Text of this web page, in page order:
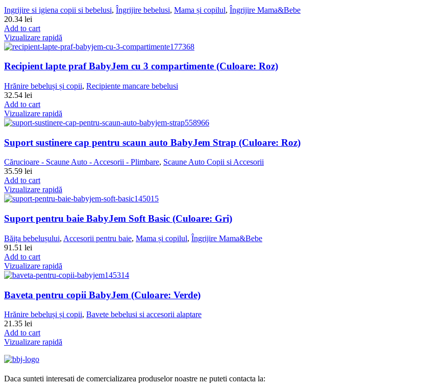
Ingrijire si igiena copii si bebelusi, Îngrijire bebelusi, Mama și copilul, Îngrijire Mama&Bebe
20.34 lei
Add to cart
Vizualizare rapidă
Recipient lapte praf BabyJem cu 3 compartimente (Culoare: Roz)
Hrănire bebeluși și copii, Recipiente mancare bebelusi
32.54 lei
Add to cart
Vizualizare rapidă
Suport sustinere cap pentru scaun auto BabyJem Strap (Culoare: Roz)
Cărucioare - Scaune Auto - Accesorii - Plimbare, Scaune Auto Copii si Accesorii
35.59 lei
Add to cart
Vizualizare rapidă
Suport pentru baie BabyJem Soft Basic (Culoare: Gri)
Băița bebelușului, Accesorii pentru baie, Mama și copilul, Îngrijire Mama&Bebe
91.51 lei
Add to cart
Vizualizare rapidă
Baveta pentru copii BabyJem (Culoare: Verde)
Hrănire bebeluși și copii, Bavete bebelusi si accesorii alaptare
21.35 lei
Add to cart
Vizualizare rapidă
Daca sunteti interesati de comercializarea produselor noastre ne puteti contacta la: